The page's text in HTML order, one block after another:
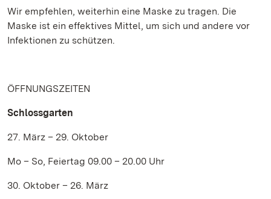
Wir empfehlen, weiterhin eine Maske zu tragen. Die
Maske ist ein effektives Mittel, um sich und andere vor
Infektionen zu schützen.
ÖFFNUNGSZEITEN
Schlossgarten
27. März – 29. Oktober
Mo – So, Feiertag 09.00 – 20.00 Uhr
30. Oktober – 26. März